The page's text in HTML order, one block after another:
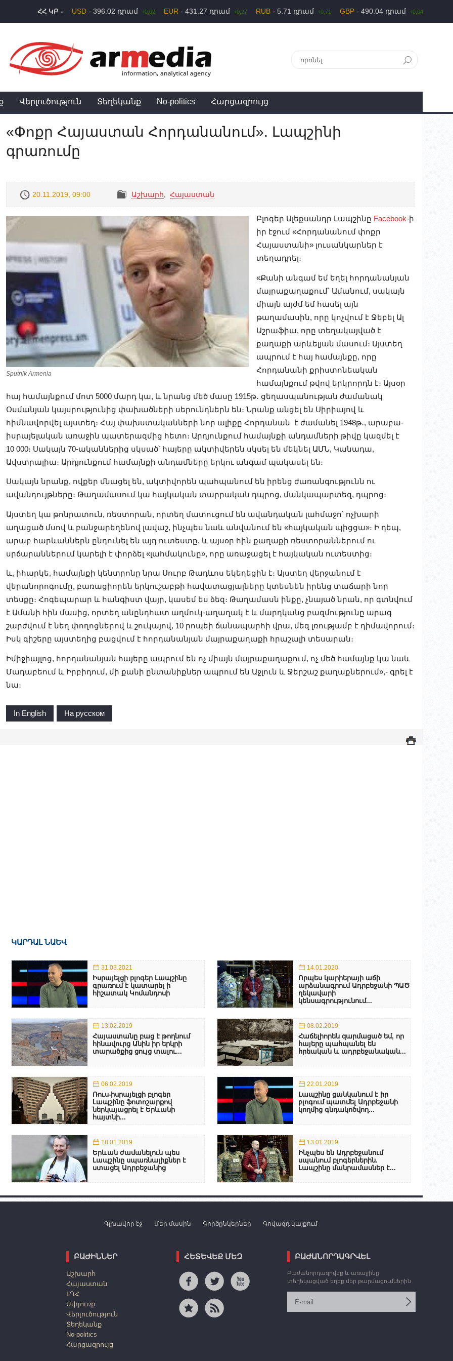
ՀՀ ԿԲ - USD - 396.02 դրամ +0,02 EUR - 431.27 դրամ +0,27 RUB - 5.71 դրամ +0,71 GBP - 490.04 դրամ +0,04
Վերլուծություն Տեղեկանք No-politics Հարցազրույց
«Փոքր Հայաստան Հորդանանում». Լապշինի
գրառումը
20.11.2019, 09:00 Աշխարհ Հայաստան
Sputnik Armenia
Բլոգեր Ալեքսանդր Լապշինը Facebook-ի
իր էջում «Հորդանանում փոքր
Հայաստանի» լուսանկարներ է
տեղադրել։
«Քանի անգամ եմ եղել հորդանանյան
մայրաքաղաքում՝ Ամանում, սակայն
միայն այժմ եմ հասել այն
թաղամասին, որը կոչվում է Ջեբել Ալ
Աշրաֆիա, որը տեղակայված է
քաղաքի արևելյան մասում։ Այստեղ
ապրում է հայ համայնքը, որը
Հորդանանի քրիստոնեական
համայնքում թվով երկրորդն է։ Այսօր
հայ համայնքում մոտ 5000 մարդ կա, և նրանց մեծ մասը 1915թ․ ցեղասպանության ժամանակ
Օսմանյան կայսրությունից փախածների սերունդներն են։ Նրանք անցել են Սիրիայով և
հիմնավորվել այստեղ։ Հայ փախստականների նոր ալիքը Հորդանան է ժամանել 1948թ․, արաբա-
իսրայելական առաջին պատերազմից հետո։ Արդյունքում համայնքի անդամների թիվը կազմել է
10 000։ Սակայն 70-ականներից սկսած՝ հայերը ակտիվերեն սկսել են մեկնել ԱՄՆ, Կանադա,
Ավստրալիա։ Արդյունքում համայնքի անդամները երկու անգամ պակասել են։
Սակայն նրանք, ովքեր մնացել են, ակտիվորեն պահպանում են իրենց ժառանգությունն ու
ավանդույթները։ Թաղամասում կա հայկական տարրական դպրոց, մանկապարտեզ, դպրոց։
Այստեղ կա թոնրատուն, ռեստորան, որտեղ մատուցում են ավանդական լահմաջո՝ ոչխարի
աղացած մսով և բանջարեղենով լավաշ, ինչպես նաև անվանում են «հայկական պիցցա»։ Ի դեպ,
արաբ հարևաններն ընդունել են այդ ուտեստը, և այսօր հին քաղաքի ռեստորաններում ու
սրճարաններում կարելի է փորձել «լահմակունը», որը առաջացել է հայկական ուտեստից։
և, իհարկե, համայնքի կենտրոնը նրա Սուրբ Թադևոս եկեղեցին է։ Այստեղ վերջանում է
վերանորոգումը, բառացիորեն երկուշաբթի հավատացյալները կտեսնեն իրենց տաճարի նոր
տեսքը։ Հոգեպարար և հանգիստ վայր, կասեմ ես ձեզ։ Թաղամասն ինքը, չնայած նրան, որ գտնվում
է Ամանի հին մասից, որտեղ անընդհատ աղմուկ-աղաղակ է և մարդկանց բազմությունը արագ
շարժվում է նեղ փողոցներով և շուկայով, 10 րոպեի ճանապարհի վրա, մեզ լռությամբ է դիմավորում։
Իսկ գիշերը այստեղից բացվում է հորդանանյան մայրաքաղաքի հրաշալի տեսարան։
Իմիջիայլոց, հորդանանյան հայերը ապրում են ոչ միայն մայրաքաղաքում, ոչ մեծ համայնք կա նաև
Մադաբեում և Իրբիդում, մի քանի ընտանիքներ ապրում են Աջլուն և Ջերշաշ քաղաքներում»,- գրել է
նա։
In English На русском
ԿԱՐԴԱԼ ՆԱԵՎ
31.03.2021
Իսրայելցի բլոգեր Լապշինը
գրառում է կատարել ի
հիշատակ Կոմանդոսի
14.01.2020
Որպես կարիերայի աճի
արձանագրում Ադրբեջանի ՊԱԾ
ղեկավարի
կենսագրությունում...
13.02.2019
Հայաստանը բաց է թողնում
հինավուրց Անին իր երկրի
տարածքից ցույց տալու...
08.02.2019
Հաճելիորեն զարմացած եմ, որ
հայերը պահպանել են
հրեական և ադրբեջանական...
06.02.2019
Ռուս-իսրայելցի բլոգեր
Լապշինը ֆոտոշարքով
ներկայացրել է Երևանի
հայտնի...
22.01.2019
Լապշինը ցանկանում է իր
բլոգում պատմել Ադրբեջանի
կողմից գնդակոծվող...
18.01.2019
Երևան ժամանելուն պես
Լապշինը սպառնալիքներ է
ստացել Ադրբեջանից
13.01.2019
Ինչպես են Ադրբեջանում
սպանում բլոգերներին.
Լապշինը մանրամասներ է...
Գլխավոր էջ Մեր մասին Գործընկերներ Գովազդ կայքում
ԲԱԺԻՆՆԵՐ
Աշխարհ
Հայաստան
ԼՂՀ
Սփյուռք
Վերլուծություն
Տեղեկանք
No-politics
Հարցազրույց
ՀԵՏԵՎԵՔ ՄԵԶ ԲԱԺԱՆՈՐԴԱԳՐՎԵԼ
Բաժանորդագրվեք և առաջինը
տեղեկացված եղեք մեր թարմացումներին